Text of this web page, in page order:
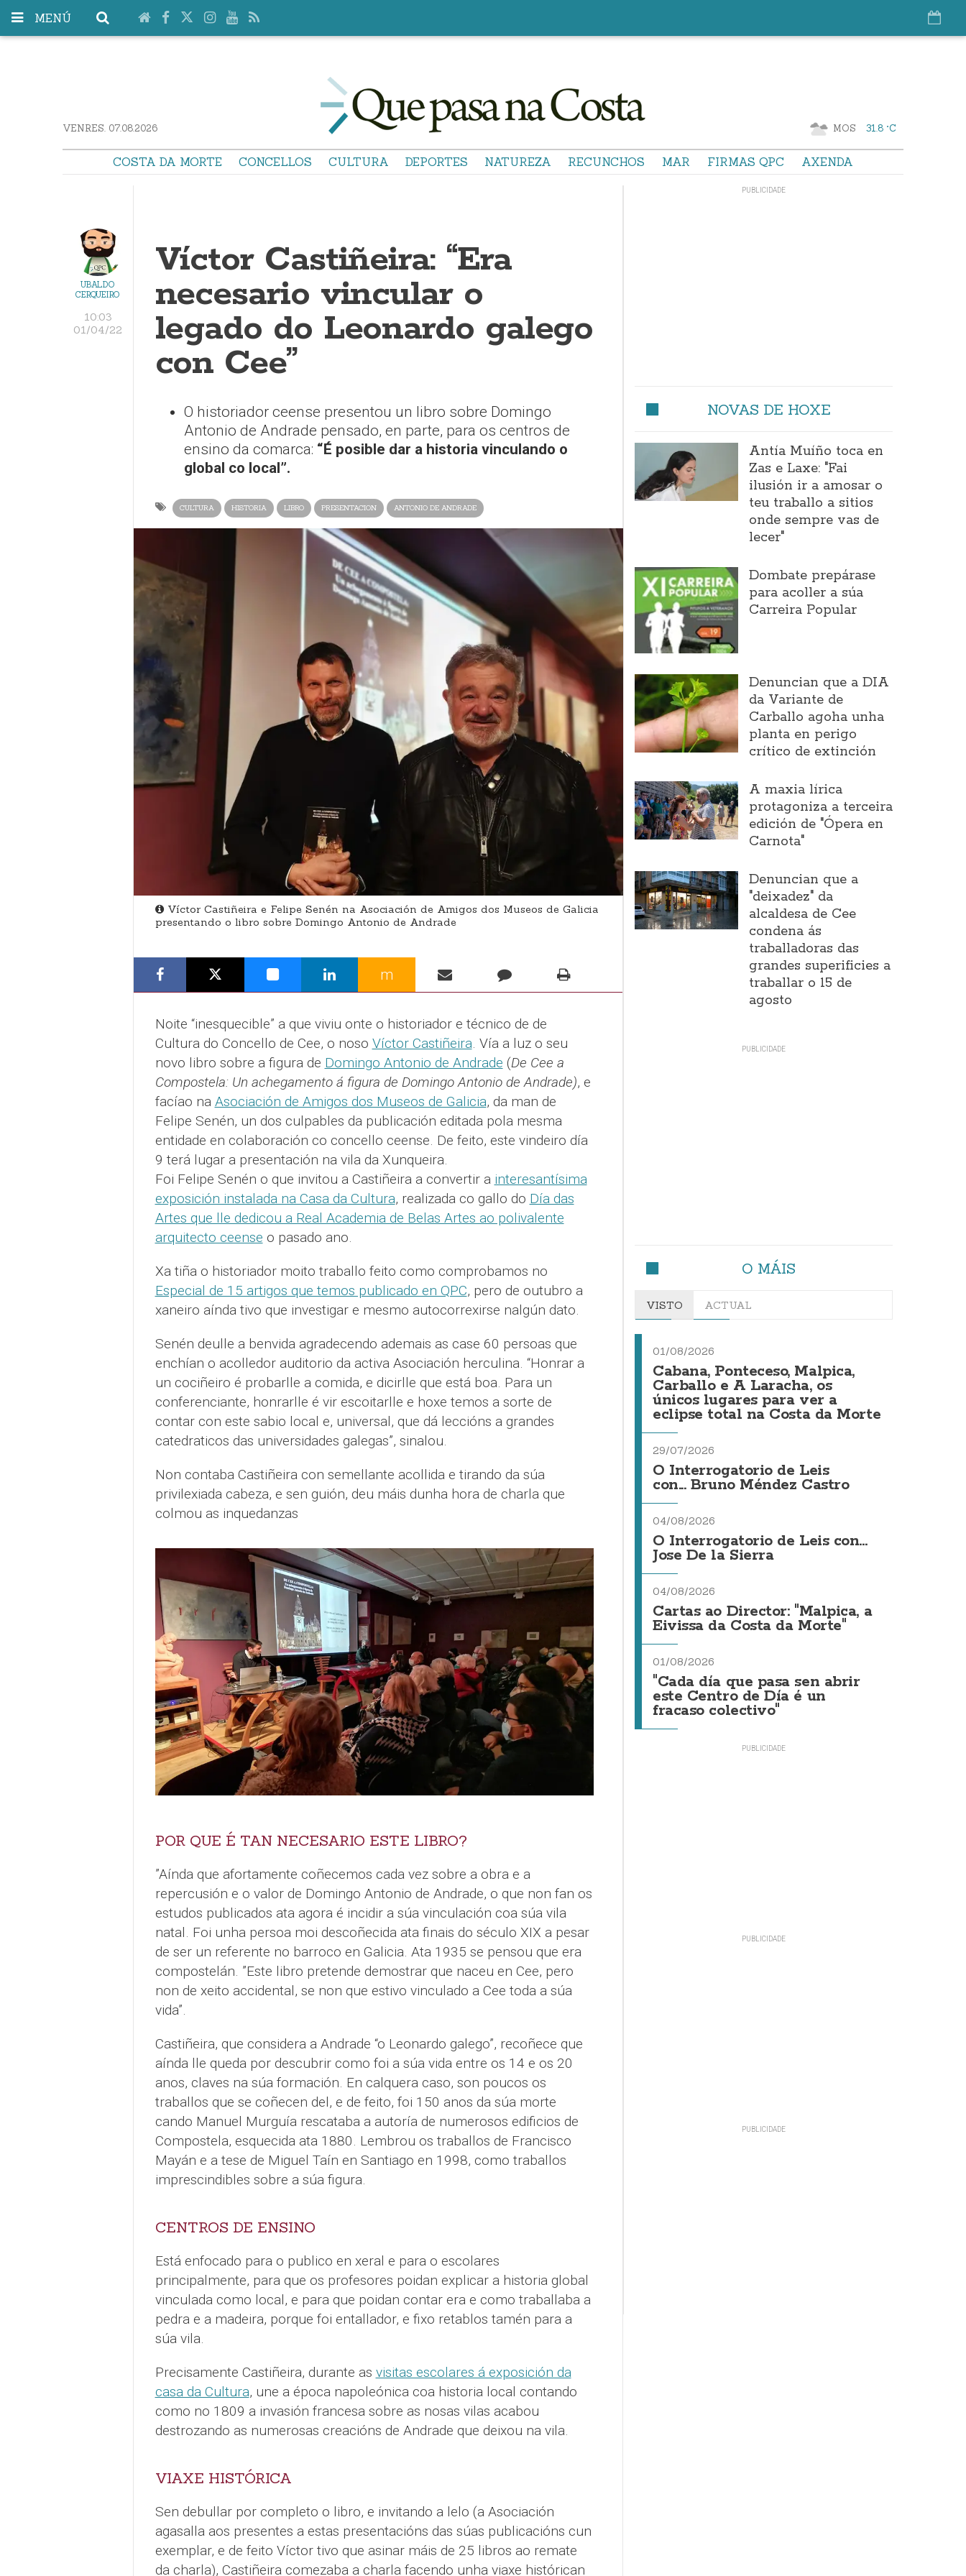
MENÚ
VENRES. 07.08.2026 MOS 31.8 °C
COSTA DA MORTE CONCELLOS CULTURA DEPORTES NATUREZA RECUNCHOS MAR FIRMAS QPC AXENDA
UBALDO
CERQUEIRO
10:03
01/04/22
Víctor Castiñeira: “Era
necesario vincular o
legado do Leonardo galego
con Cee”
O historiador ceense presentou un libro sobre Domingo
Antonio de Andrade pensado, en parte, para os centros de
ensino da comarca: “É posible dar a historia vinculando o
global co local”.
CULTURA HISTORIA LIBRO PRESENTACION ANTONIO DE ANDRADE
Víctor Castiñeira e Felipe Senén na Asociación de Amigos dos Museos de Galicia
presentando o libro sobre Domingo Antonio de Andrade
m
Noite “inesquecible” a que viviu onte o historiador e técnico de de
Cultura do Concello de Cee, o noso Víctor Castiñeira. Vía a luz o seu
novo libro sobre a figura de Domingo Antonio de Andrade (De Cee a
Compostela: Un achegamento á figura de Domingo Antonio de Andrade), e
facíao na Asociación de Amigos dos Museos de Galicia, da man de
Felipe Senén, un dos culpables da publicación editada pola mesma
entidade en colaboración co concello ceense. De feito, este vindeiro día
9 terá lugar a presentación na vila da Xunqueira.
Foi Felipe Senén o que invitou a Castiñeira a convertir a interesantísima
exposición instalada na Casa da Cultura, realizada co gallo do Día das
Artes que lle dedicou a Real Academia de Belas Artes ao polivalente
arquitecto ceense o pasado ano.
Xa tiña o historiador moito traballo feito como comprobamos no
Especial de 15 artigos que temos publicado en QPC, pero de outubro a
xaneiro aínda tivo que investigar e mesmo autocorrexirse nalgún dato.
Senén deulle a benvida agradecendo ademais as case 60 persoas que
enchían o acolledor auditorio da activa Asociación herculina. “Honrar a
un cociñeiro é probarlle a comida, e dicirlle que está boa. Para un
conferenciante, honrarlle é vir escoitarlle e hoxe temos a sorte de
contar con este sabio local e, universal, que dá leccións a grandes
catedraticos das universidades galegas”, sinalou.
Non contaba Castiñeira con semellante acollida e tirando da súa
privilexiada cabeza, e sen guión, deu máis dunha hora de charla que
colmou as inquedanzas
POR QUE É TAN NECESARIO ESTE LIBRO?
”Aínda que afortamente coñecemos cada vez sobre a obra e a
repercusión e o valor de Domingo Antonio de Andrade, o que non fan os
estudos publicados ata agora é incidir a súa vinculación coa súa vila
natal. Foi unha persoa moi descoñecida ata finais do século XIX a pesar
de ser un referente no barroco en Galicia. Ata 1935 se pensou que era
compostelán. ”Este libro pretende demostrar que naceu en Cee, pero
non de xeito accidental, se non que estivo vinculado a Cee toda a súa
vida”.
Castiñeira, que considera a Andrade “o Leonardo galego”, recoñece que
aínda lle queda por descubrir como foi a súa vida entre os 14 e os 20
anos, claves na súa formación. En calquera caso, son poucos os
traballos que se coñecen del, e de feito, foi 150 anos da súa morte
cando Manuel Murguía rescataba a autoría de numerosos edificios de
Compostela, esquecida ata 1880. Lembrou os traballos de Francisco
Mayán e a tese de Miguel Taín en Santiago en 1998, como traballos
imprescindibles sobre a súa figura.
CENTROS DE ENSINO
Está enfocado para o publico en xeral e para o escolares
principalmente, para que os profesores poidan explicar a historia global
vinculada como local, e para que poidan contar era e como traballaba a
pedra e a madeira, porque foi entallador, e fixo retablos tamén para a
súa vila.
Precisamente Castiñeira, durante as visitas escolares á exposición da
casa da Cultura, une a época napoleónica coa historia local contando
como no 1809 a invasión francesa sobre as nosas vilas acabou
destrozando as numerosas creacións de Andrade que deixou na vila.
VIAXE HISTÓRICA
Sen debullar por completo o libro, e invitando a lelo (a Asociación
agasalla aos presentes a estas presentacións das súas publicacións cun
exemplar, e de feito Víctor tivo que asinar máis de 25 libros ao remate
da charla), Castiñeira comezaba a charla facendo unha viaxe histórican
NOVAS DE HOXE
Antía Muíño toca en
Zas e Laxe: "Fai
ilusión ir a amosar o
teu traballo a sitios
onde sempre vas de
lecer"
Dombate prepárase
para acoller a súa
Carreira Popular
Denuncian que a DIA
da Variante de
Carballo agoha unha
planta en perigo
crítico de extinción
A maxia lírica
protagoniza a terceira
edición de "Ópera en
Carnota"
Denuncian que a
"deixadez" da
alcaldesa de Cee
condena ás
traballadoras das
grandes superificies a
traballar o 15 de
agosto
O MÁIS
VISTO ACTUAL
01/08/2026
Cabana, Ponteceso, Malpica,
Carballo e A Laracha, os
únicos lugares para ver a
eclipse total na Costa da Morte
29/07/2026
O Interrogatorio de Leis
con... Bruno Méndez Castro
04/08/2026
O Interrogatorio de Leis con...
Jose De la Sierra
04/08/2026
Cartas ao Director: "Malpica, a
Eivissa da Costa da Morte"
01/08/2026
"Cada día que pasa sen abrir
este Centro de Día é un
fracaso colectivo"